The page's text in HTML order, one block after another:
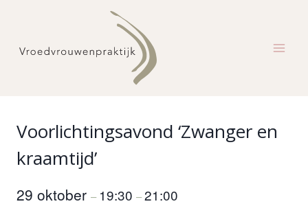
Voorlichtingsavond ‘Zwanger en
kraamtijd’
29 oktober – 19:30 –21:00